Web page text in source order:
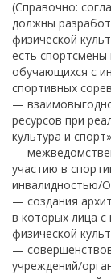
(Справочно:
должны
физической
есть
обучающихся с
спортивных
—
ресурсов при
культура и
—
участию в
инвалидностью/
— создания
в которых лица с
физической
—
учреждений/